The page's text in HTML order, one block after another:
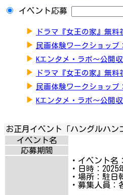
イベント応募
▶ ドラマ『女王の家』無
▶ 民画体験ワークショッ
▶ Kエンタメ・ラボ～公開
▶ ドラマ『女王の家』無
▶ 民画体験ワークショッ
▶ Kエンタメ・ラボ～公開
お正月イベント「ハングルハン
イベント名
応募期間
・イベント名
・日時：
・場所：駐日
・募集人員：